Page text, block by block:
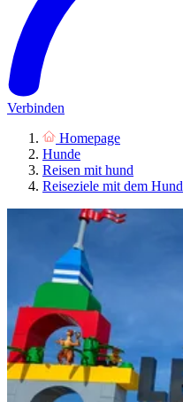
Verbinden
Homepage
Hunde
Reisen mit hund
Reiseziele mit dem Hund